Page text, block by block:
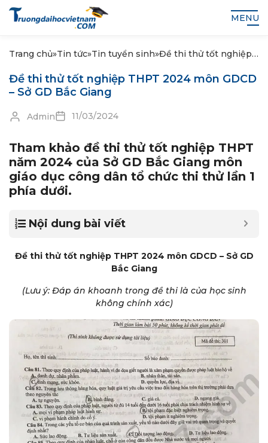
MENU
Trang chủ»Tin tức»Tin tuyển sinh»Đề thi thử tốt nghiệp
GDCD – Sở GD Bắc
Đề thi thử tốt nghiệp THPT 2024 môn GDCD
– Sở GD Bắc Giang
Admin 11/03/2024
Tham khảo đề thi thử tốt nghiệp THPT
năm 2024 của Sở GD Bắc Giang môn
giáo dục công dân tổ chức thi thử lần 1
phía dưới.
Nội dung bài viết
Đề thi thử tốt nghiệp THPT 2024 môn GDCD – Sở GD
Bắc Giang
(Lưu ý: Đáp án khoanh trong đề thi là của học sinh
không chính xác)